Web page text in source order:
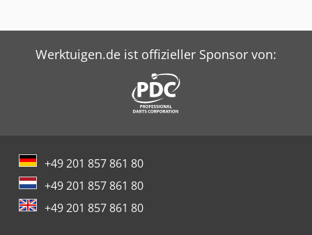
Werktuigen.de ist offizieller Sponsor von:
+49 201 857 861 80
+49 201 857 861 80
+49 201 857 861 80